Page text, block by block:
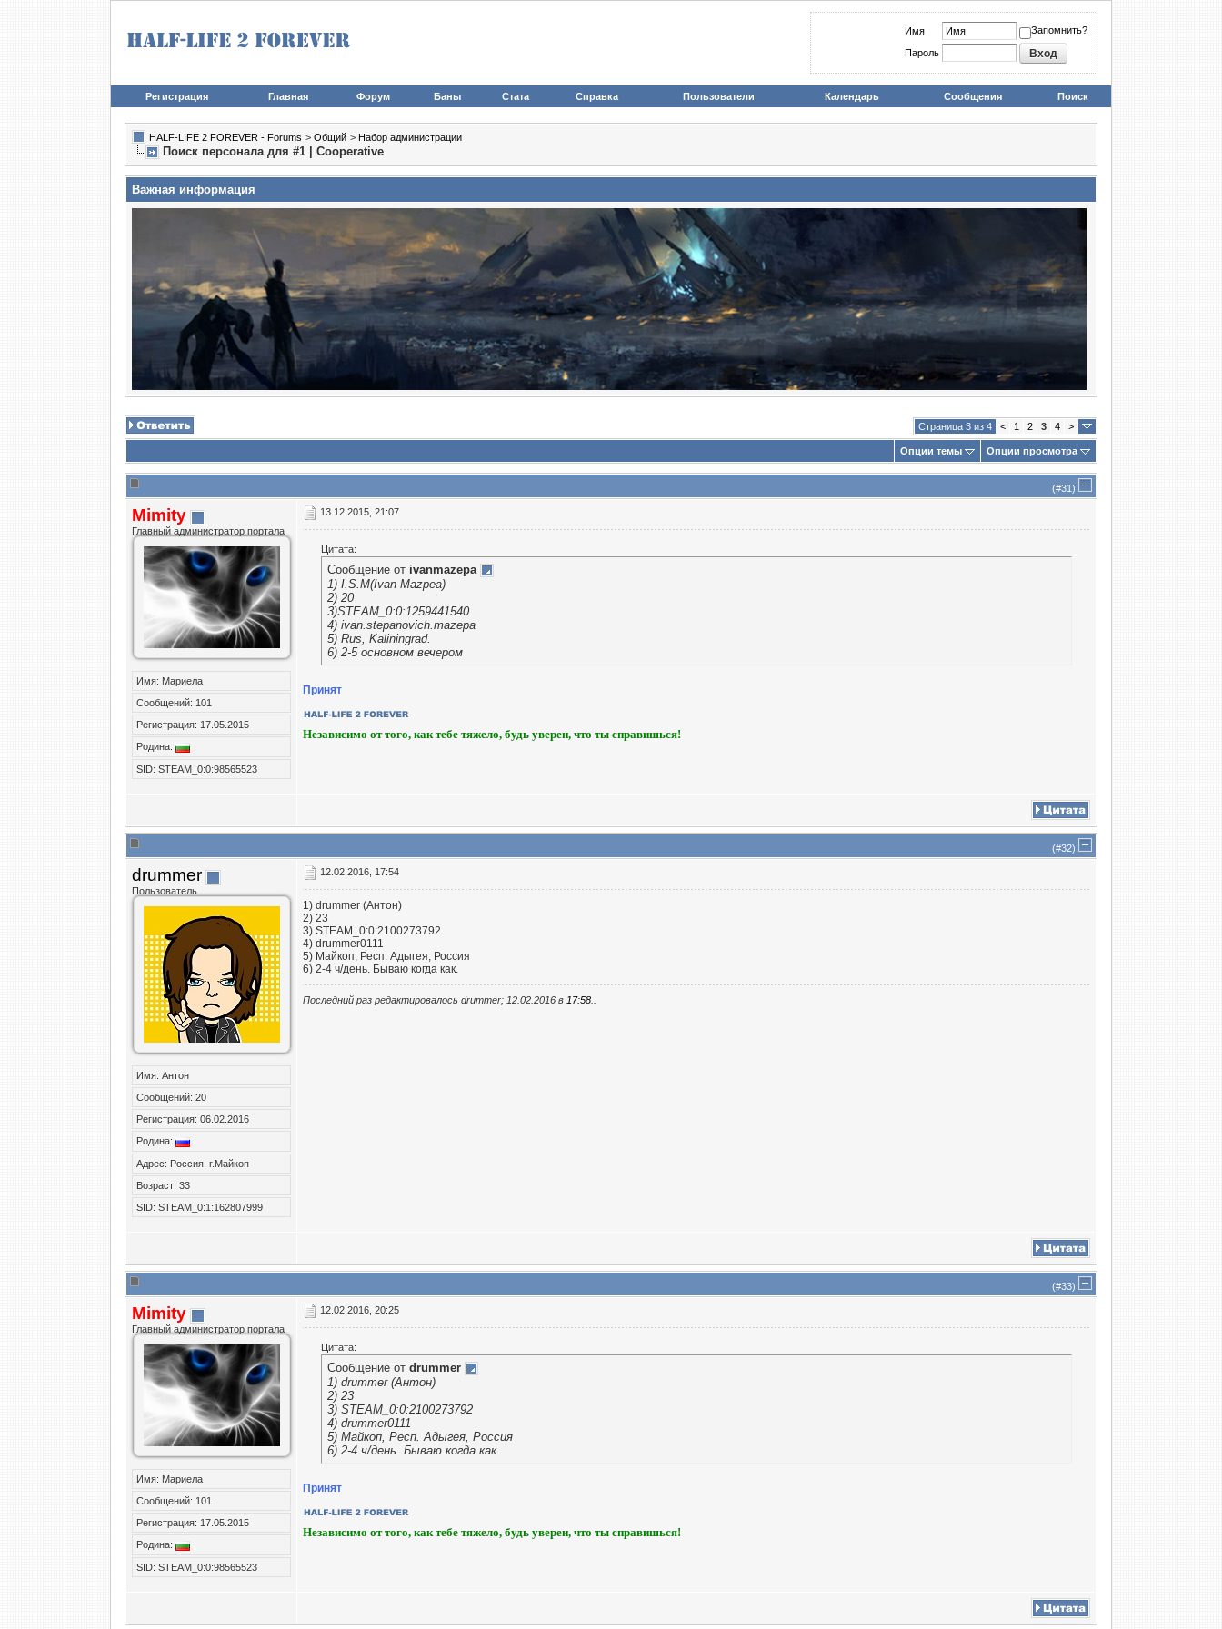
Имя Запомнить?
Пароль
Регистрация Главная Форум Баны Стата Справка Пользователи Календарь Сообщения Поиск
HALF-LIFE 2 FOREVER - Forums > Общий > Набор администрации
Поиск персонала для #1 | Cooperative
Важная информация
Страница 3 из 4 < 1 2 3 4 >
Опции темы Опции просмотра
(#31)
Mimity
Главный администратор портала
Имя: Мариела
Сообщений: 101
Регистрация: 17.05.2015
Родина:
SID: STEAM_0:0:98565523
13.12.2015, 21:07
Цитата:
Сообщение от ivanmazepa
1) I.S.M(Ivan Mazpea)
2) 20
3)STEAM_0:0:1259441540
4) ivan.stepanovich.mazepa
5) Rus, Kaliningrad.
6) 2-5 основном вечером
Принят
Независимо от того, как тебе тяжело, будь уверен, что ты справишься!
(#32)
drummer
Пользователь
Имя: Антон
Сообщений: 20
Регистрация: 06.02.2016
Родина:
Адрес: Россия, г.Майкоп
Возраст: 33
SID: STEAM_0:1:162807999
12.02.2016, 17:54
1) drummer (Антон)
2) 23
3) STEAM_0:0:2100273792
4) drummer0111
5) Майкоп, Респ. Адыгея, Россия
6) 2-4 ч/день. Бываю когда как.
Последний раз редактировалось drummer; 12.02.2016 в 17:58
(#33)
Mimity
Главный администратор портала
Имя: Мариела
Сообщений: 101
Регистрация: 17.05.2015
Родина:
SID: STEAM_0:0:98565523
12.02.2016, 20:25
Цитата:
Сообщение от drummer
1) drummer (Антон)
2) 23
3) STEAM_0:0:2100273792
4) drummer0111
5) Майкоп, Респ. Адыгея, Россия
6) 2-4 ч/день. Бываю когда как.
Принят
Независимо от того, как тебе тяжело, будь уверен, что ты справишься!